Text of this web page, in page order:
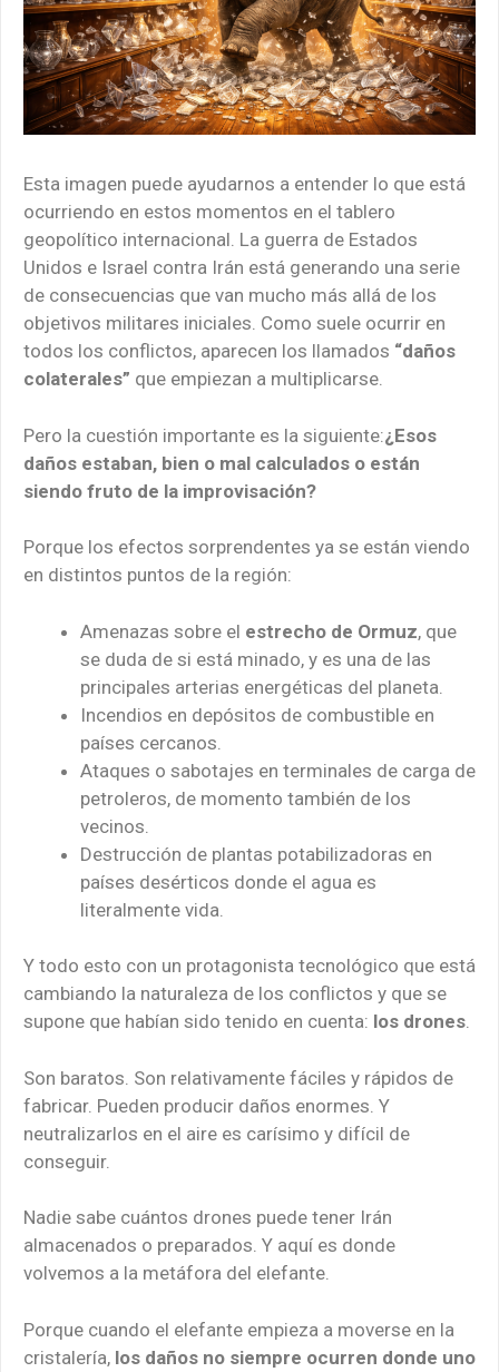
Esta imagen puede ayudarnos a entender lo que está
ocurriendo en estos momentos en el tablero
geopolítico internacional. La guerra de Estados
Unidos e Israel contra Irán está generando una serie
de consecuencias que van mucho más allá de los
objetivos militares iniciales. Como suele ocurrir en
todos los conflictos, aparecen los llamados “daños
colaterales” que empiezan a multiplicarse.
Pero la cuestión importante es la siguiente:¿Esos
daños estaban, bien o mal calculados o están
siendo fruto de la improvisación?
Porque los efectos sorprendentes ya se están viendo
en distintos puntos de la región:
Amenazas sobre el estrecho de Ormuz, que
se duda de si está minado, y es una de las
principales arterias energéticas del planeta.
Incendios en depósitos de combustible en
países cercanos.
Ataques o sabotajes en terminales de carga de
petroleros, de momento también de los
vecinos.
Destrucción de plantas potabilizadoras en
países desérticos donde el agua es
literalmente vida.
Y todo esto con un protagonista tecnológico que está
cambiando la naturaleza de los conflictos y que se
supone que habían sido tenido en cuenta: los drones.
Son baratos. Son relativamente fáciles y rápidos de
fabricar. Pueden producir daños enormes. Y
neutralizarlos en el aire es carísimo y difícil de
conseguir.
Nadie sabe cuántos drones puede tener Irán
almacenados o preparados. Y aquí es donde
volvemos a la metáfora del elefante.
Porque cuando el elefante empieza a moverse en la
cristalería, los daños no siempre ocurren donde uno